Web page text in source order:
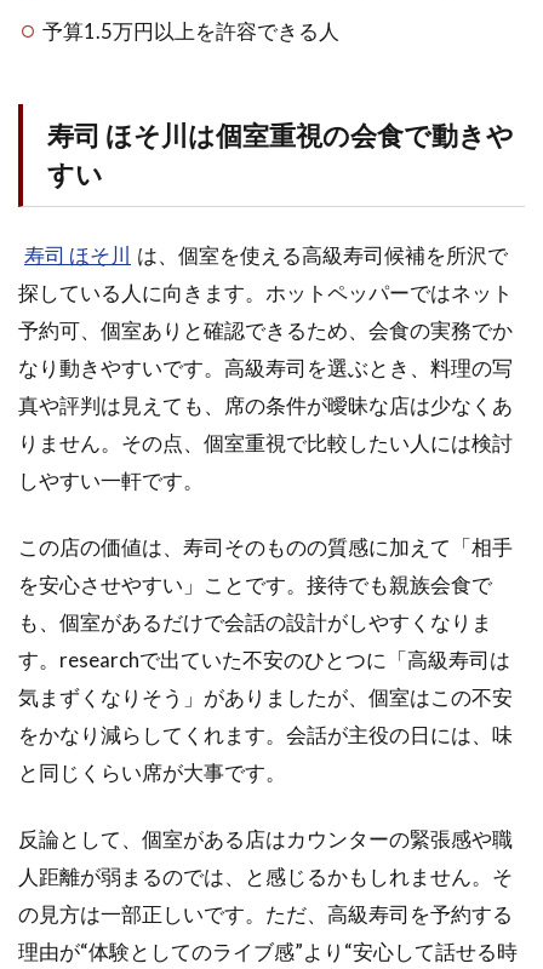
予算1.5万円以上を許容できる人
寿司 ほそ川は個室重視の会食で動きや
すい
寿司 ほそ川 は、個室を使える高級寿司候補を所沢で
探している人に向きます。ホットペッパーではネット
予約可、個室ありと確認できるため、会食の実務でか
なり動きやすいです。高級寿司を選ぶとき、料理の写
真や評判は見えても、席の条件が曖昧な店は少なくあ
りません。その点、個室重視で比較したい人には検討
しやすい一軒です。
この店の価値は、寿司そのものの質感に加えて「相手
を安心させやすい」ことです。接待でも親族会食で
も、個室があるだけで会話の設計がしやすくなりま
す。researchで出ていた不安のひとつに「高級寿司は
気まずくなりそう」がありましたが、個室はこの不安
をかなり減らしてくれます。会話が主役の日には、味
と同じくらい席が大事です。
反論として、個室がある店はカウンターの緊張感や職
人距離が弱まるのでは、と感じるかもしれません。そ
の見方は一部正しいです。ただ、高級寿司を予約する
理由が“体験としてのライブ感”より“安心して話せる時